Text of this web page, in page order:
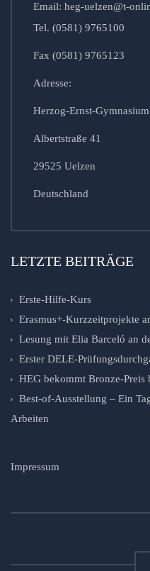
Email: heg-uelzen@t-
Tel. (0581) 9765100
Fax (0581) 9765123
Adresse:
Herzog-Ernst-
Albertstraße 41
29525 Uelzen
Deutschland
LETZTE BEITRÄGE
Erste-Hilfe-Kurs
Erasmus+-Kurzzeitprojekte
Lesung mit Elia Barceló an
Erster DELE-
HEG bekommt Bronze-Preis
Best-of-Ausstellung – Ein
Arbeiten
Impressum